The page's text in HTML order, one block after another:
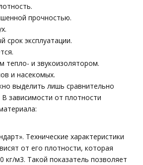
прочностью.
срок эксплуатации.
тепло- и звукоизолятором.
и насекомых.
выделить лишь сравнительно
зависимости от плотности
Технические характеристики
от его плотности, которая
кг/м3. Такой показатель позволяет